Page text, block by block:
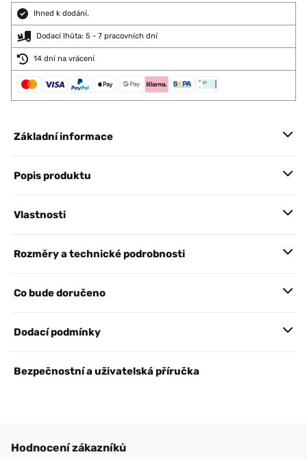
Ihned k dodání.
Dodací lhůta: 5 - 7 pracovních dní
14 dní na vrácení
Základní informace
Popis produktu
Vlastnosti
Rozměry a technické podrobnosti
Co bude doručeno
Dodací podmínky
Bezpečnostní a uživatelská příručka
Hodnocení zákazníků